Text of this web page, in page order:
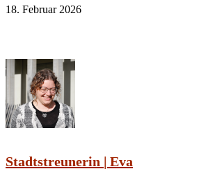
18. Februar 2026
Stadtstreunerin | Eva